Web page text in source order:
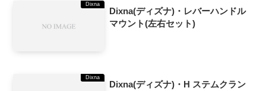
Dixna
Dixna(ディズナ)・レバーハンドル
マウント(左右セット)
Dixna
Dixna(ディズナ)・H ステムクラン